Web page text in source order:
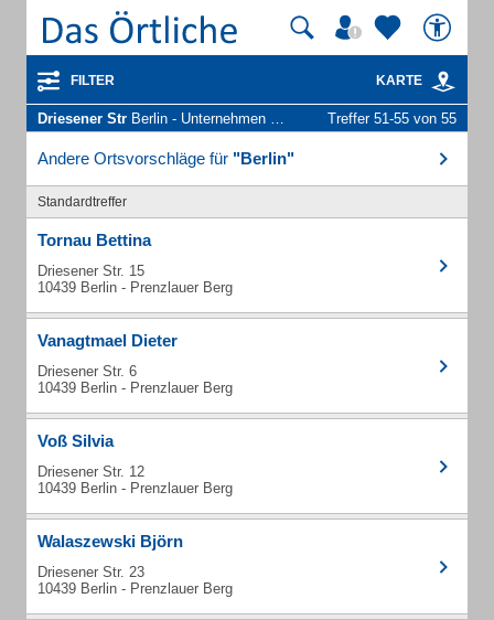
FILTER KARTE
Driesener Str Berlin - Unternehmen und Personen Treffer 51-55 von 55
Andere Ortsvorschläge für "Berlin"
Standardtreffer
Tornau Bettina
Driesener Str. 15
10439 Berlin - Prenzlauer Berg
Vanagtmael Dieter
Driesener Str. 6
10439 Berlin - Prenzlauer Berg
Voß Silvia
Driesener Str. 12
10439 Berlin - Prenzlauer Berg
Walaszewski Björn
Driesener Str. 23
10439 Berlin - Prenzlauer Berg